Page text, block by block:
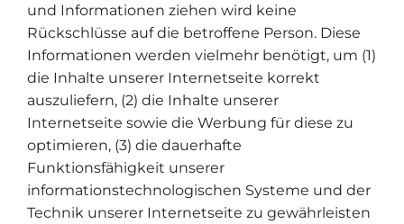
und Informationen ziehen wird keine
Rückschlüsse auf die betroffene Person. Diese
Informationen werden vielmehr benötigt, um (1)
die Inhalte unserer Internetseite korrekt
auszuliefern, (2) die Inhalte unserer
Internetseite sowie die Werbung für diese zu
optimieren, (3) die dauerhafte
Funktionsfähigkeit unserer
informationstechnologischen Systeme und der
Technik unserer Internetseite zu gewährleisten